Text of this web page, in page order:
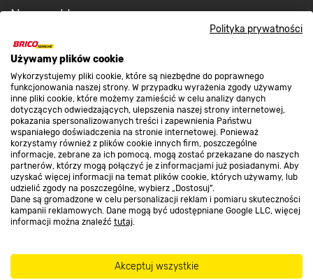
Polityka prywatności
Używamy plików cookie
Wykorzystujemy pliki cookie, które są niezbędne do poprawnego
funkcjonowania naszej strony. W przypadku wyrażenia zgody używamy
inne pliki cookie, które możemy zamieścić w celu analizy danych
dotyczących odwiedzających, ulepszenia naszej strony internetowej,
pokazania spersonalizowanych treści i zapewnienia Państwu
wspaniałego doświadczenia na stronie internetowej. Ponieważ
korzystamy również z plików cookie innych firm, poszczególne
informacje, zebrane za ich pomocą, mogą zostać przekazane do naszych
partnerów, którzy mogą połączyć je z informacjami już posiadanymi. Aby
uzyskać więcej informacji na temat plików cookie, których używamy, lub
udzielić zgody na poszczególne, wybierz „Dostosuj”.
Dane są gromadzone w celu personalizacji reklam i pomiaru skuteczności
kampanii reklamowych. Dane mogą być udostępniane Google LLC, więcej
informacji można znaleźć tutaj.
Akceptuj wszystkie
O nas
Kontakt do sklepu
Strefa biznesu
Dołącz do nas